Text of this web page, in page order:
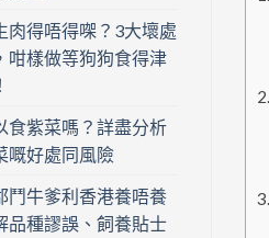
肉得唔得㗎？3大壞處
咁樣做等狗狗食得津
食紫菜嗎？詳盡分析
嘅好處同風險
鬥牛爹利香港養唔養
品種謬誤、飼養貼士